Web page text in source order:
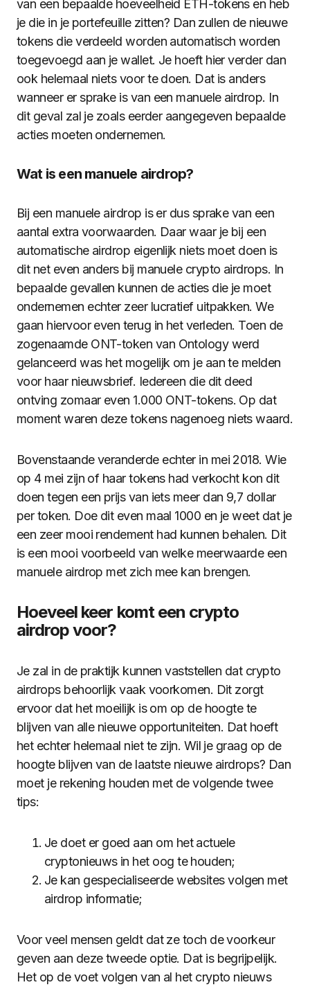
van een bepaalde hoeveelheid ETH-tokens en heb
je die in je portefeuille zitten? Dan zullen de nieuwe
tokens die verdeeld worden automatisch worden
toegevoegd aan je wallet. Je hoeft hier verder dan
ook helemaal niets voor te doen. Dat is anders
wanneer er sprake is van een manuele airdrop. In
dit geval zal je zoals eerder aangegeven bepaalde
acties moeten ondernemen.
Wat is een manuele airdrop?
Bij een manuele airdrop is er dus sprake van een
aantal extra voorwaarden. Daar waar je bij een
automatische airdrop eigenlijk niets moet doen is
dit net even anders bij manuele crypto airdrops. In
bepaalde gevallen kunnen de acties die je moet
ondernemen echter zeer lucratief uitpakken. We
gaan hiervoor even terug in het verleden. Toen de
zogenaamde ONT-token van Ontology werd
gelanceerd was het mogelijk om je aan te melden
voor haar nieuwsbrief. Iedereen die dit deed
ontving zomaar even 1.000 ONT-tokens. Op dat
moment waren deze tokens nagenoeg niets waard.
Bovenstaande veranderde echter in mei 2018. Wie
op 4 mei zijn of haar tokens had verkocht kon dit
doen tegen een prijs van iets meer dan 9,7 dollar
per token. Doe dit even maal 1000 en je weet dat je
een zeer mooi rendement had kunnen behalen. Dit
is een mooi voorbeeld van welke meerwaarde een
manuele airdrop met zich mee kan brengen.
Hoeveel keer komt een crypto
airdrop voor?
Je zal in de praktijk kunnen vaststellen dat crypto
airdrops behoorlijk vaak voorkomen. Dit zorgt
ervoor dat het moeilijk is om op de hoogte te
blijven van alle nieuwe opportuniteiten. Dat hoeft
het echter helemaal niet te zijn. Wil je graag op de
hoogte blijven van de laatste nieuwe airdrops? Dan
moet je rekening houden met de volgende twee
tips:
Je doet er goed aan om het actuele
cryptonieuws in het oog te houden;
Je kan gespecialiseerde websites volgen met
airdrop informatie;
Voor veel mensen geldt dat ze toch de voorkeur
geven aan deze tweede optie. Dat is begrijpelijk.
Het op de voet volgen van al het crypto nieuws